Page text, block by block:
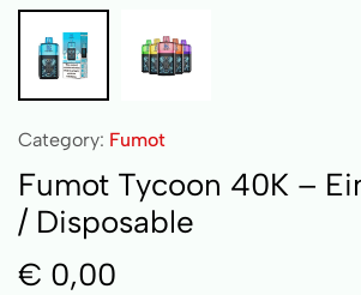
Category: Fumot
Fumot Tycoon 40K –
/ Disposable
€ 0,00